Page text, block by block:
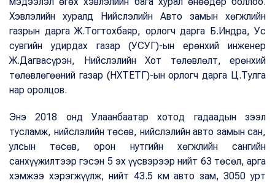
Хэвлэлийн хуралд Нийслэлийн Авто замын хөгжлийн
газрын дарга Ж.Тогтохбаяр, орлогч дарга Б.Индра, Ус
сувгийн удирдах газар (УСУГ)-ын ерөнхий инженер
Ж.Дагвасүрэн, Нийслэлийн Хот төлөвлөлт, ерөнхий
төлөвлөгөөний газар (НХТЕТГ)-ын орлогч дарга Ц.Тулга
нар оролцов.
Энэ 2018 онд Улаанбаатар хотод гадаадын зээл
тусламж, нийслэлийн төсөв, нийслэлийн авто замын сан,
улсын төсөв, орон нутгийн хөгжлийн сангийн
санхүүжилтээр гэсэн 5 эх үүсвэрээр нийт 63 төсөл, арга
хэмжээ хэрэгжүүлж, нийт 43.5 км авто зам, 3050 урт